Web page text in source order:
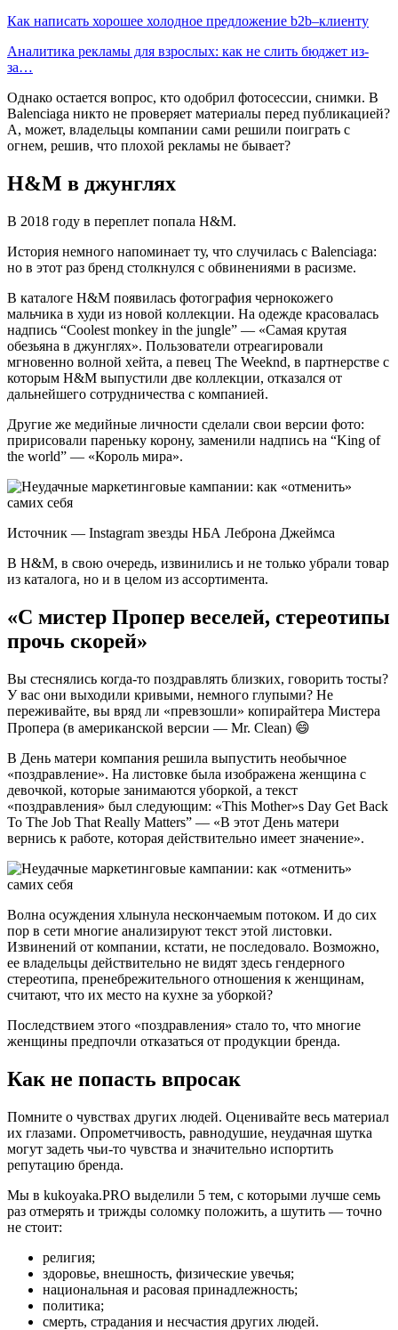
Как написать хорошее холодное предложение b2b–клиенту
Аналитика рекламы для взрослых: как не слить бюджет из-
за…
Однако остается вопрос, кто одобрил фотосессии, снимки. В
Balenciaga никто не проверяет материалы перед публикацией?
А, может, владельцы компании сами решили поиграть с
огнем, решив, что плохой рекламы не бывает?
H&M в джунглях
В 2018 году в переплет попала H&M.
История немного напоминает ту, что случилась с Balenciaga:
но в этот раз бренд столкнулся с обвинениями в расизме.
В каталоге H&M появилась фотография чернокожего
мальчика в худи из новой коллекции. На одежде красовалась
надпись “Coolest monkey in the jungle” — «Самая крутая
обезьяна в джунглях». Пользователи отреагировали
мгновенно волной хейта, а певец The Weeknd, в партнерстве с
которым H&M выпустили две коллекции, отказался от
дальнейшего сотрудничества с компанией.
Другие же медийные личности сделали свои версии фото:
пририсовали пареньку корону, заменили надпись на “King of
the world” — «Король мира».
Источник — Instagram звезды НБА Леброна Джеймса
В H&M, в свою очередь, извинились и не только убрали товар
из каталога, но и в целом из ассортимента.
«С мистер Пропер веселей, стереотипы
прочь скорей»
Вы стеснялись когда-то поздравлять близких, говорить тосты?
У вас они выходили кривыми, немного глупыми? Не
переживайте, вы вряд ли «превзошли» копирайтера Мистера
Пропера (в американской версии — Mr. Clean) 😄
В День матери компания решила выпустить необычное
«поздравление». На листовке была изображена женщина с
девочкой, которые занимаются уборкой, а текст
«поздравления» был следующим: «This Mother»s Day Get Back
To The Job That Really Matters” — «В этот День матери
вернись к работе, которая действительно имеет значение».
Волна осуждения хлынула нескончаемым потоком. И до сих
пор в сети многие анализируют текст этой листовки.
Извинений от компании, кстати, не последовало. Возможно,
ее владельцы действительно не видят здесь гендерного
стереотипа, пренебрежительного отношения к женщинам,
считают, что их место на кухне за уборкой?
Последствием этого «поздравления» стало то, что многие
женщины предпочли отказаться от продукции бренда.
Как не попасть впросак
Помните о чувствах других людей. Оценивайте весь материал
их глазами. Опрометчивость, равнодушие, неудачная шутка
могут задеть чьи-то чувства и значительно испортить
репутацию бренда.
Мы в kukoyaka.PRO выделили 5 тем, с которыми лучше семь
раз отмерять и трижды соломку положить, а шутить — точно
не стоит:
религия;
здоровье, внешность, физические увечья;
национальная и расовая принадлежность;
политика;
смерть, страдания и несчастия других людей.